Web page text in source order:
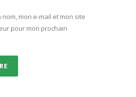
mon e-mail et mon site
pour mon prochain